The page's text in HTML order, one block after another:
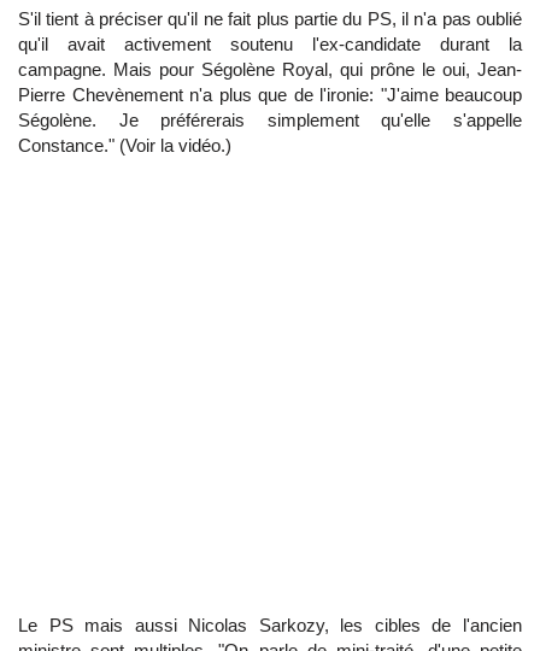
S'il tient à préciser qu'il ne fait plus partie du PS, il n'a pas oublié
qu'il avait activement soutenu l'ex-candidate durant la
campagne. Mais pour Ségolène Royal, qui prône le oui, Jean-
Pierre Chevènement n'a plus que de l'ironie: "J'aime beaucoup
Ségolène. Je préférerais simplement qu'elle s'appelle
Constance." (Voir la vidéo.)
Le PS mais aussi Nicolas Sarkozy, les cibles de l'ancien